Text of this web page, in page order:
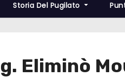
Storia Del Pugilato
Eliminò